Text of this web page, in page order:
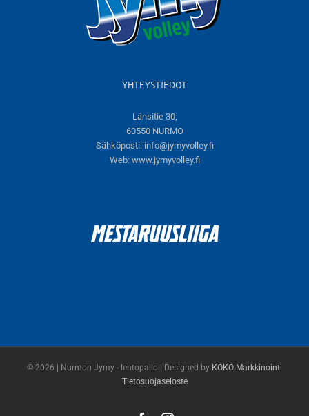
YHTEYSTIEDOT
Länsitie 30,
60550 NURMO
Sähköposti: info@jymyvolley.fi
Web: www.jymyvolley.fi
© 2026 | Nurmon Jymy - lentopallo | Designed by KOKO-Markkinointi
Tietosuojaseloste